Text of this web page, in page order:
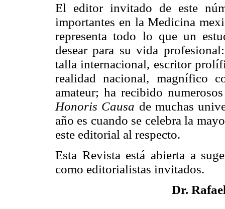
El editor invitado de este
importantes en la Medicina
representa todo lo que un
desear para su vida
talla internacional, escritor
realidad nacional, magnífico
amateur; ha recibido
Honoris Causa de muchas
año es cuando se celebra la
este editorial al respecto.
Esta Revista está abierta a
como editorialistas invitados.
Dr.